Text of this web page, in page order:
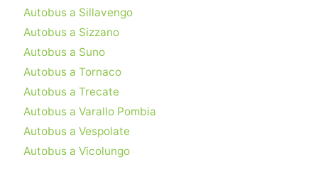
Autobus a Sillavengo
Autobus a Sizzano
Autobus a Suno
Autobus a Tornaco
Autobus a Trecate
Autobus a Varallo Pombia
Autobus a Vespolate
Autobus a Vicolungo